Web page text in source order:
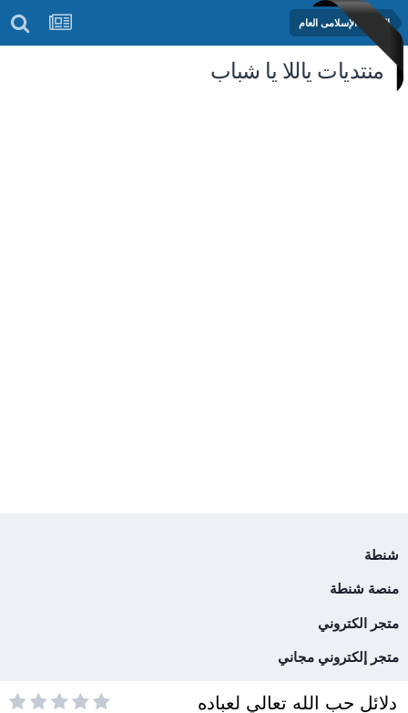
المنتدى الإسلامى العام
منتديات ياللا يا شباب
شنطة
منصة شنطة
متجر الكتروني
متجر إلكتروني مجاني
دلائل حب الله تعالي لعباده